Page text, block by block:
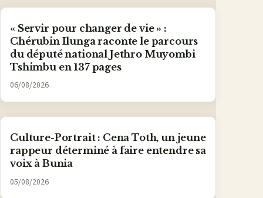
« Servir pour changer de vie » :
Chérubin Ilunga raconte le parcours
du député national Jethro Muyombi
Tshimbu en 137 pages
06/08/2026
Culture-Portrait : Cena Toth, un jeune
rappeur déterminé à faire entendre sa
voix à Bunia
05/08/2026